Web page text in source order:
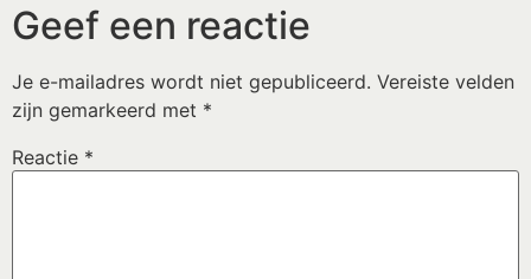
Geef een reactie
Je e-mailadres wordt niet gepubliceerd. Vereiste velden
zijn gemarkeerd met *
Reactie *